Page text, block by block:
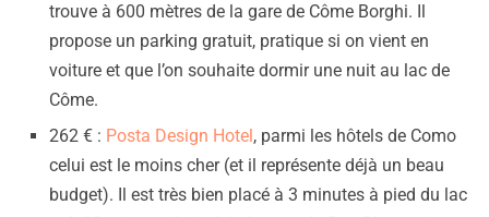
trouve à 600 mètres de la gare de Côme Borghi. Il
propose un parking gratuit, pratique si on vient en
voiture et que l’on souhaite dormir une nuit au lac de
Côme.
262 € : Posta Design Hotel, parmi les hôtels de Como
celui est le moins cher (et il représente déjà un beau
budget). Il est très bien placé à 3 minutes à pied du lac